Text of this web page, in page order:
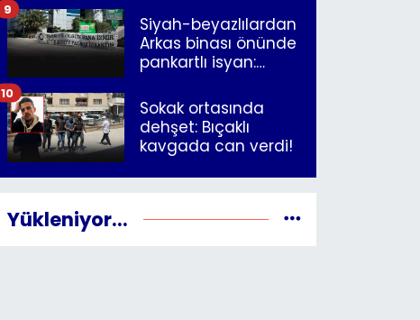
Siyah-beyazlılardan
Arkas binası önünde
pankartlı isyan:
İzmir"
9
Sokak ortasında
dehşet: Bıçaklı
kavgada can verdi!
10
Yükleniyor...